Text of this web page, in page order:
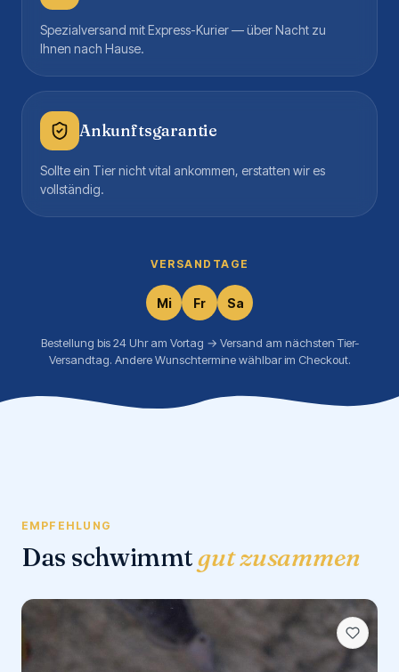
Spezialversand mit Express-Kurier — über Nacht zu
Ihnen nach Hause.
Ankunftsgarantie
Sollte ein Tier nicht vital ankommen, erstatten wir es
vollständig.
VERSANDTAGE
Mi Fr Sa
Bestellung bis 24 Uhr am Vortag → Versand am nächsten Tier-
Versandtag. Andere Wunschtermine wählbar im Checkout.
EMPFEHLUNG
Das schwimmtgut zusammen